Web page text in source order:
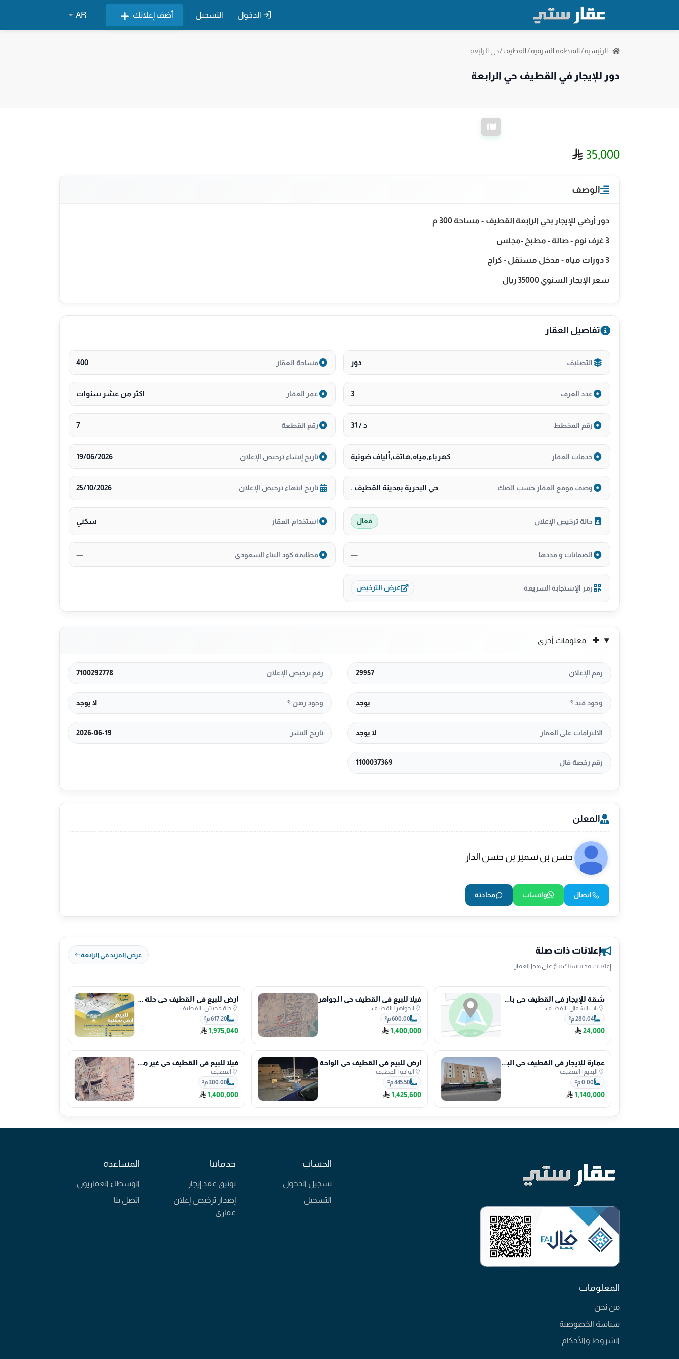
الدخول التسجيل أضف إعلانك AR
الرئيسية/المنطقة الشرقية/القطيف/حي الرابعة
دور للإيجار في القطيف حي الرابعة
35,000
الوصف
دور أرضي للإيجار بحي الرابعة القطيف - مساحة 300 م
3 غرف نوم - صالة - مطبخ -مجلس
3 دورات مياه - مدخل مستقل - كراج
سعر الإيجار السنوي 35000 ريال
تفاصيل العقار
التصنيف دور مساحة العقار 400
عدد الغرف 3 عمر العقار اكثر من عشر سنوات
رقم المخطط د / 31 رقم القطعة 7
خدمات العقار كهرباء,مياه,هاتف,ألياف ضوئية تاريخ إنشاء ترخيص الإعلان 19/06/2026
وصف موقع العقار حسب الصك حي البحرية بمدينة القطيف . تاريخ انتهاء ترخيص الإعلان 25/10/2026
حالة ترخيص الإعلان فعال استخدام العقار سكني
الضمانات و مددها — مطابقة كود البناء السعودي —
رمز الإستجابة السريعة عرض الترخيص
معلومات أخرى
رقم الإعلان 29957 رقم ترخيص الإعلان 7100292778
وجود قيد ؟ يوجد وجود رهن ؟ لا يوجد
الالتزامات على العقار لا يوجد تاريخ النشر 2026-06-19
رقم رخصة فال 1100037369
المعلن
حسن بن سمير بن حسن الدار
اتصال واتساب محادثة
إعلانات ذات صلة
إعلانات قد تناسبك بناءً على هذا العقار
عرض المزيد في الرابعة
شقة للإيجار في القطيف حي باب الشمال
باب الشمال| القطيف
280.04 م²
24,000
فيلا للبيع في القطيف حي الجواهر
الجواهر | القطيف
600.00 م²
1,400,000
ارض للبيع في القطيف حي حلة محيش
حلة محيش| القطيف
617.20 م²
1,975,040
عمارة للإيجار في القطيف حي البديع
البديع | القطيف
0.00 م²
1,140,000
ارض للبيع في القطيف حي الواحة
الواحة| القطيف
445.50 م²
1,425,600
فيلا للبيع في القطيف حي غير محدد
القطيف
300.00 م²
1,400,000
الحساب
تسجيل الدخول
التسجيل
خدماتنا
توثيق عقد إيجار
إصدار ترخيص إعلان
عقاري
المساعدة
الوسطاء العقاريون
اتصل بنا
المعلومات
من نحن
سياسة الخصوصية
الشروط والأحكام